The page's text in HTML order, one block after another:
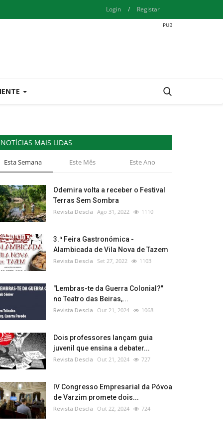
Login / Registar
NOTÍCIAS MAIS LIDAS
Esta Semana Este Mês Este Ano
Odemira volta a receber o Festival
Terras Sem Sombra
Revista Descla Ago 31, 2022 1110
3.ª Feira Gastronómica -
Alambicada de Vila Nova de Tazem
Revista Descla Set 27, 2022 1103
"Lembras-te da Guerra Colonial?"
no Teatro das Beiras,...
Revista Descla Out 21, 2024 1068
Dois professores lançam guia
juvenil que ensina a debater...
Revista Descla Out 21, 2024 727
IV Congresso Empresarial da Póvoa
de Varzim promete dois...
Revista Descla Out 22, 2024 724